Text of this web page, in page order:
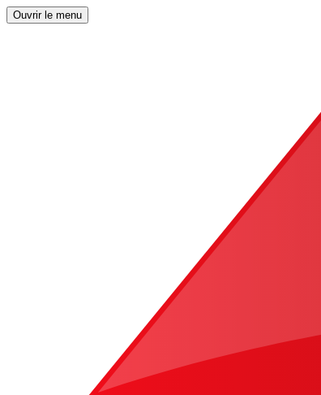
Ouvrir le menu